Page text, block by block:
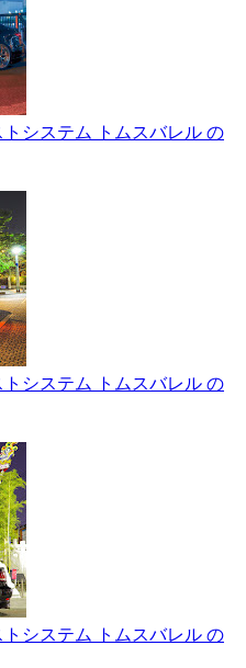
システム トムスバレル の
システム トムスバレル の
システム トムスバレル の